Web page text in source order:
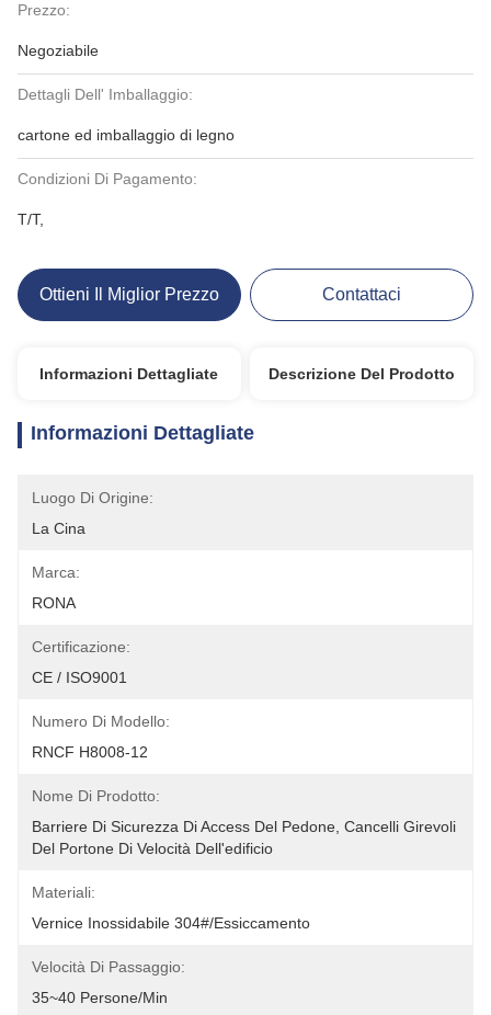
Prezzo:
Negoziabile
Dettagli Dell' Imballaggio:
cartone ed imballaggio di legno
Condizioni Di Pagamento:
T/T,
Ottieni Il Miglior Prezzo Contattaci
Informazioni Dettagliate Descrizione Del Prodotto
Informazioni Dettagliate
Luogo Di Origine:
La Cina
Marca:
RONA
Certificazione:
CE / ISO9001
Numero Di Modello:
RNCF H8008-12
Nome Di Prodotto:
Barriere Di Sicurezza Di Access Del Pedone, Cancelli Girevoli
Del Portone Di Velocità Dell'edificio
Materiali:
Vernice Inossidabile 304#/essiccamento
Velocità Di Passaggio:
35~40 Persone/min